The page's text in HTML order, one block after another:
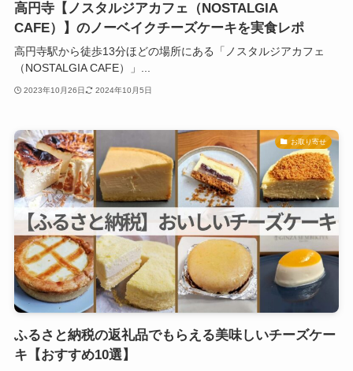
高円寺【ノスタルジアカフェ（NOSTALGIA
CAFE）】のノーベイクチーズケーキを実食レポ
高円寺駅から徒歩13分ほどの場所にある「ノスタルジアカフェ
（NOSTALGIA CAFE）」...
2023年10月26日 2024年10月5日
お取り寄せ
ふるさと納税の返礼品でもらえる美味しいチーズケー
キ【おすすめ10選】